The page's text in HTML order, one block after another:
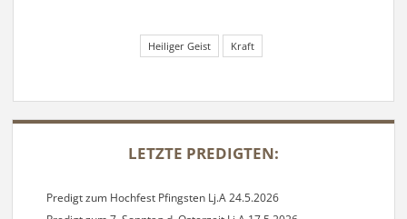
Heiliger Geist Kraft
SIDEBAR
LETZTE PREDIGTEN:
Predigt zum Hochfest Pfingsten Lj.A 24.5.2026